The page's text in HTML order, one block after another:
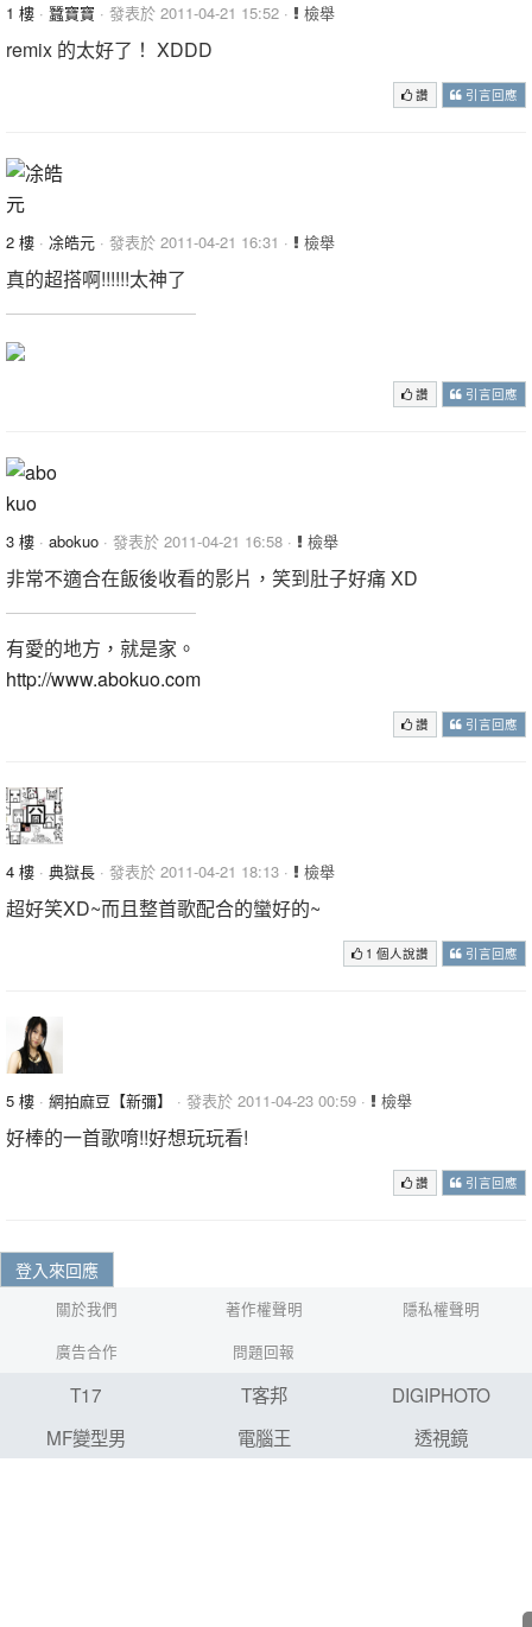
1 樓 · 蠶寶寶 · 發表於 2011-04-21 15:52 · 檢舉
remix 的太好了！ XDDD
讚 引言回應
2 樓 · 凃皓元 · 發表於 2011-04-21 16:31 · 檢舉
真的超搭啊!!!!!!太神了
讚 引言回應
3 樓 · abokuo · 發表於 2011-04-21 16:58 · 檢舉
非常不適合在飯後收看的影片，笑到肚子好痛 XD
有愛的地方，就是家。
http://www.abokuo.com
讚 引言回應
4 樓 · 典獄長 · 發表於 2011-04-21 18:13 · 檢舉
超好笑XD~而且整首歌配合的蠻好的~
1 個人說讚 引言回應
5 樓 · 網拍麻豆【新彌】 · 發表於 2011-04-23 00:59 · 檢舉
好棒的一首歌唷!!好想玩玩看!
讚 引言回應
登入來回應
關於我們 著作權聲明
隱私權聲明
廣告合作
問題回報
T17 T客邦
DIGIPHOTO
MF變型男
電腦王 透視鏡